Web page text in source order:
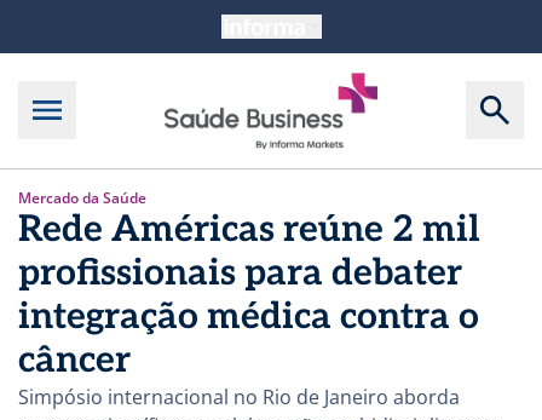
Mercado da Saúde
Rede Américas reúne 2 mil
profissionais para debater
integração médica contra o
câncer
Simpósio internacional no Rio de Janeiro aborda